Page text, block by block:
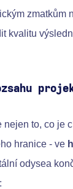
zmatkům
kvalitu
nejen to, co je
hranice - ve
odysea